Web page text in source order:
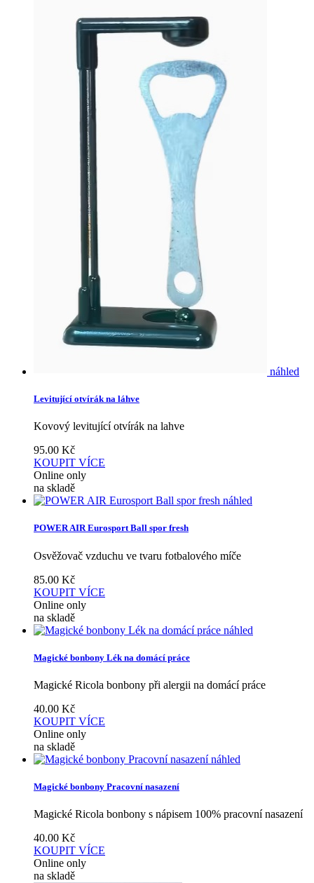
náhled
Levitující otvírák na láhve
Kovový levitující otvírák na lahve
95.00 Kč
KOUPIT VÍCE
Online only
na skladě
náhled
POWER AIR Eurosport Ball spor fresh
Osvěžovač vzduchu ve tvaru fotbalového míče
85.00 Kč
KOUPIT VÍCE
Online only
na skladě
náhled
Magické bonbony Lék na domácí práce
Magické Ricola bonbony při alergii na domácí práce
40.00 Kč
KOUPIT VÍCE
Online only
na skladě
náhled
Magické bonbony Pracovní nasazení
Magické Ricola bonbony s nápisem 100% pracovní nasazení
40.00 Kč
KOUPIT VÍCE
Online only
na skladě